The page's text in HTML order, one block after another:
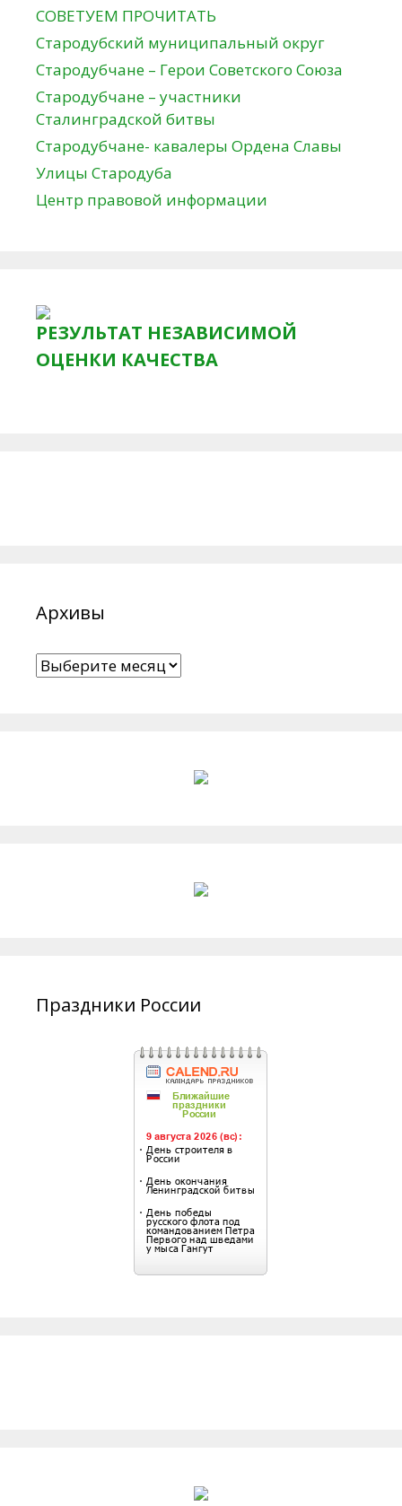
СОВЕТУЕМ ПРОЧИТАТЬ
Стародубский муниципальный округ
Стародубчане – Герои Советского Союза
Стародубчане – участники
Сталинградской битвы
Стародубчане- кавалеры Ордена Славы
Улицы Стародуба
Центр правовой информации
РЕЗУЛЬТАТ НЕЗАВИСИМОЙ
ОЦЕНКИ КАЧЕСТВА
Архивы
Архивы
Праздники России